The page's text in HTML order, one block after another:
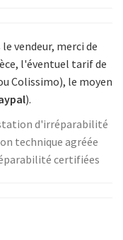
vendeur, merci de
, l'éventuel tarif de
Colissimo), le moyen
).
d'irréparabilité
technique agréée
certifiées